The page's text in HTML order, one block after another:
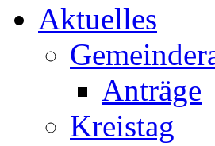
Aktuelles
Anträge
Kreistag